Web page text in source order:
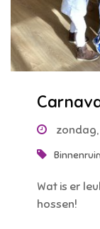
Wat is er
hossen!